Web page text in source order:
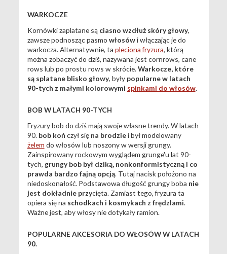
WARKOCZE
Kornówki zaplatane są ciasno wzdłuż skóry głowy,
zawsze podnosząc pasmo włosówi włączając je do
warkocza. Alternatywnie, ta pleciona fryzura, którą
można zobaczyć do dziś, nazywana jest cornrows, cane
rows lub po prostu rows w skrócie.Warkocze, które
są splatane blisko głowy, były popularne w latach
90-tych z małymi kolorowymi spinkami do włosów.
BOB W LATACH 90-TYCH
Fryzury bob do dziś mają swoje własne trendy. W latach
90. bob koń czył się na brodziei był modelowany
żelem do włosów lub noszony w wersji grungy.
Zainspirowany rockowym wyglądem grunge'u lat 90-
tych, grungy bob był dziką, nonkonformistyczną i co
prawda bardzo fajną opcją. Tutaj nacisk położono na
niedoskonałość. Podstawowa długość grungy boba nie
jest dokładnie przycięta. Zamiast tego, fryzura ta
opiera się na schodkach i kosmykach z frędzlami.
Ważne jest, aby włosy nie dotykały ramion.
POPULARNE AKCESORIA DO WŁOSÓW W LATACH
90.